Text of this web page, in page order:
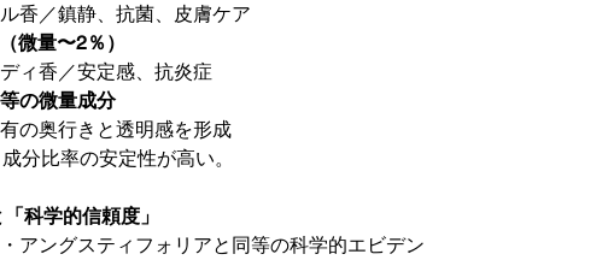
香／鎮静、抗菌、皮膚ケア
微量〜2％）
ィ香／安定感、抗炎症
の微量成分
の奥行きと透明感を形成
分比率の安定性が高い。
科学的信頼度」
アングスティフォリアと同等の科学的エビデン